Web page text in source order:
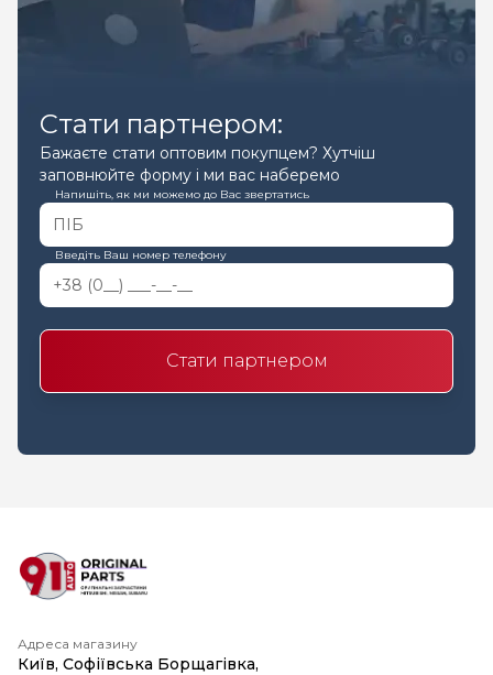
Стати партнером:
Бажаєте стати оптовим покупцем? Хутчіш
заповнюйте форму і ми вас наберемо
Напишіть, як ми можемо до Вас звертатись
Введіть Ваш номер телефону
Стати партнером
Адреса магазину
Київ, Софіївська Борщагівка,